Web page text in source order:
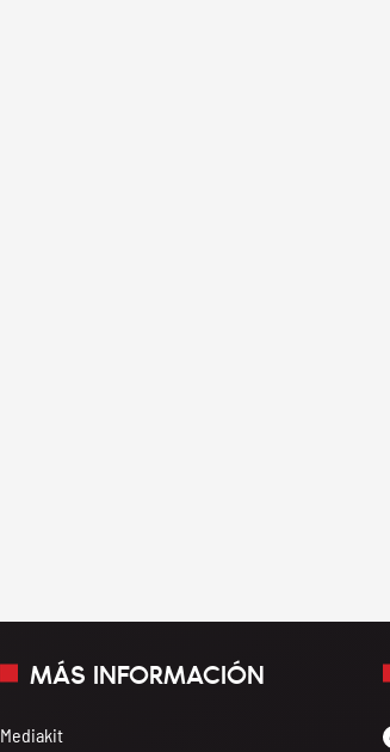
MÁS INFORMACIÓN
Mediakit